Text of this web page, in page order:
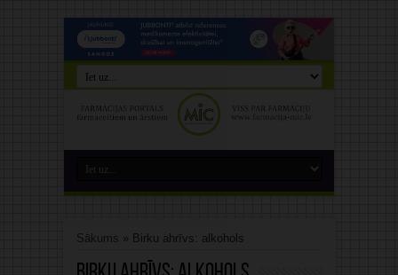
Sākums » Birku ahrīvs: alkohols